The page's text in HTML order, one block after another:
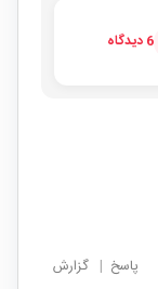
6 دیدگاه
پاسخ | گزارش